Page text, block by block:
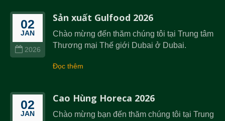
02
JAN
2026
Sản xuất Gulfood 2026
Chào mừng đến thăm chúng tôi tại Trung tâm
Thương mại Thế giới Dubai ở Dubai.
Đọc thêm
02
JAN
Cao Hùng Horeca 2026
Chào mừng bạn đến thăm chúng tôi tại Trung